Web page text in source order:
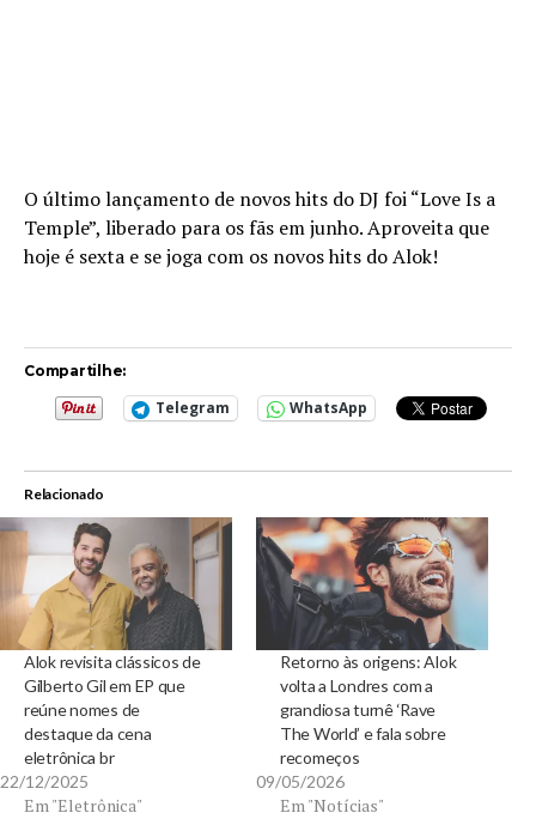
O último lançamento de novos hits do DJ foi “Love Is a
Temple”, liberado para os fãs em junho. Aproveita que
hoje é sexta e se joga com os novos hits do Alok!
Compartilhe:
Telegram WhatsApp
Relacionado
Alok revisita clássicos de
Gilberto Gil em EP que
reúne nomes de
destaque da cena
eletrônica br
22/12/2025
Em "Eletrônica"
Retorno às origens: Alok
volta a Londres com a
grandiosa turnê ‘Rave
The World’ e fala sobre
recomeços
09/05/2026
Em "Notícias"